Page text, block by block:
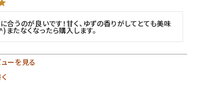
合うのが良いです！甘く、ゆずの香りがしてとても美味
たなくなったら購入します。
ーを見る